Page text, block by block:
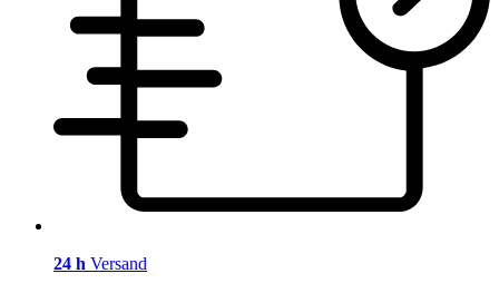
24 h Versand